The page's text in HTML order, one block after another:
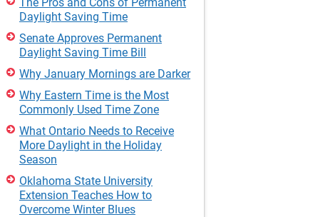
Daylight Saving Time
Senate Approves Permanent
Daylight Saving Time Bill
Why January Mornings are Darker
Why Eastern Time is the Most
Commonly Used Time Zone
What Ontario Needs to Receive
More Daylight in the Holiday
Season
Oklahoma State University
Extension Teaches How to
Overcome Winter Blues